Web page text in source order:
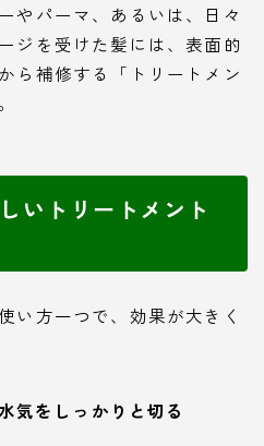
やパーマ、あるいは、日々
ジを受けた髪には、表面的
ら補修する「トリートメン
いトリートメント
い方一つで、効果が大きく
気をしっかりと切る